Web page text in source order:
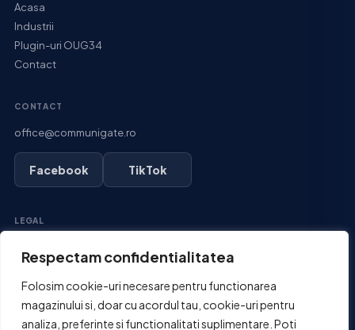
Respectam confidentialitatea
Folosim cookie-uri necesare pentru functionarea
magazinului si, doar cu acordul tau, cookie-uri pentru
analiza, preferinte si functionalitati suplimentare. Poti
Acasa
Industrii
Plugin-uri OUG34
Contact
CONTACT
office@communigate.ro
Facebook TikTok
LEGAL
Politica de confidentialitate
Politica de cookies
Politica de retur si rambursare